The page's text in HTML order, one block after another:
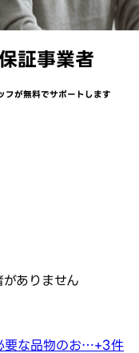
証事業者
フが無料でサポートします
ありません
要な品物のお…+3件